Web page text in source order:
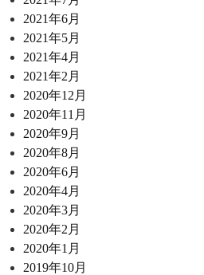
2021年6月
2021年5月
2021年4月
2021年2月
2020年12月
2020年11月
2020年9月
2020年8月
2020年6月
2020年4月
2020年3月
2020年2月
2020年1月
2019年10月